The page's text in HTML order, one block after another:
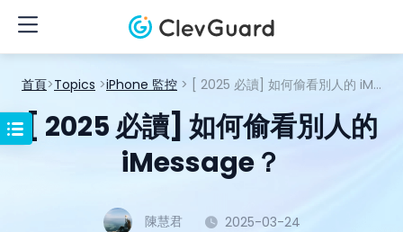
首頁>Topics >iPhone 監控 > [ 2025 必讀] 如何偷看別人的 iMessage？
[ 2025 必讀] 如何偷看別人的
iMessage？
陳慧君 2025-03-24